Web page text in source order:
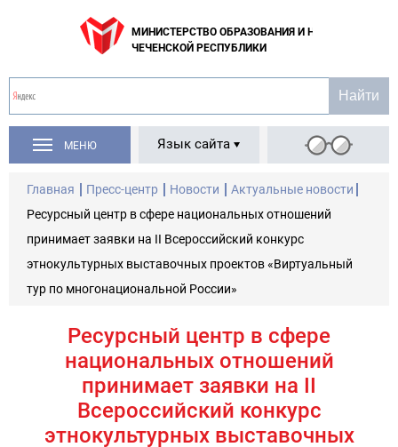
МИНИСТЕРСТВО ОБРАЗОВАНИЯ И НАУКИ
ЧЕЧЕНСКОЙ РЕСПУБЛИКИ
МЕНЮ Язык сайта
Главная Пресс-центр Новости
Актуальные новости
Ресурсный центр в сфере национальных отношений
принимает заявки на II Всероссийский конкурс
этнокультурных выставочных проектов «Виртуальный
тур по многонациональной России»
Ресурсный центр в сфере
национальных отношений
принимает заявки на II
Всероссийский конкурс
этнокультурных выставочных